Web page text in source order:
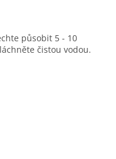
působit 5 - 10
čistou vodou.